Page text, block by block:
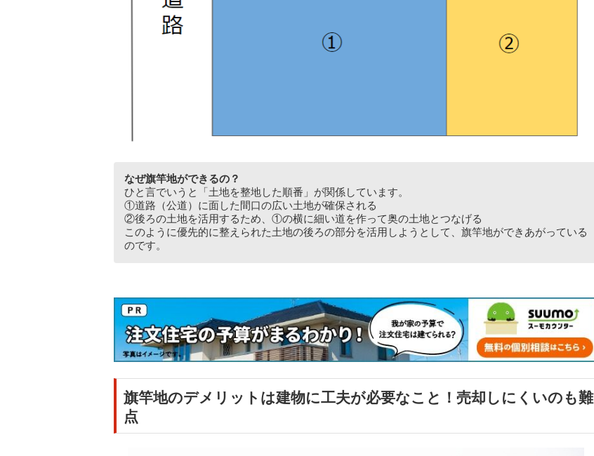
なぜ旗竿地ができるの？
ひと言でいうと「土地を整地した順番」が関係しています。
①道路（公道）に面した間口の広い土地が確保される
②後ろの土地を活用するため、①の横に細い道を作って奥の土地とつなげる
このように優先的に整えられた土地の後ろの部分を活用しようとして、旗竿地ができあがっている
のです。
旗竿地のデメリットは建物に工夫が必要なこと！売却しにくいのも難
点